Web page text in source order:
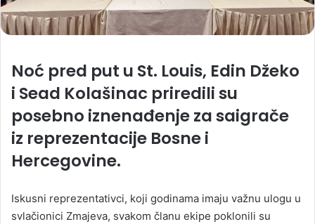
Noć pred put u St. Louis, Edin Džeko
i Sead Kolašinac priredili su
posebno iznenađenje za saigrače
iz reprezentacije Bosne i
Hercegovine.
Iskusni reprezentativci, koji godinama imaju važnu ulogu u
svlačionici Zmajeva, svakom članu ekipe poklonili su